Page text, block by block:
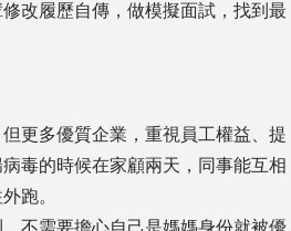
改履歷自傳，做模擬面試，找到最
更多優質企業，重視員工權益、提
毒的時候在家顧兩天，同事能互相
跑。
不需要擔心自己是媽媽身份就被優